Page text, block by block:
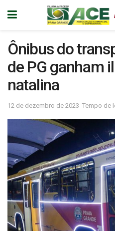
Ônibus do
de PG ganham
natalina
12 de dezembro de 2023 Tempo de